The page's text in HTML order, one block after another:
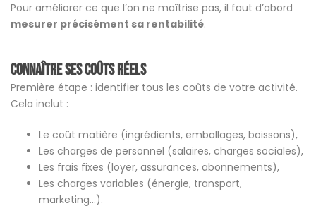
Pour améliorer ce que l’on ne maîtrise pas, il faut d’abord
mesurer précisément sa rentabilité.
Connaître ses coûts réels
Première étape : identifier tous les coûts de votre activité.
Cela inclut :
Le coût matière (ingrédients, emballages, boissons),
Les charges de personnel (salaires, charges sociales),
Les frais fixes (loyer, assurances, abonnements),
Les charges variables (énergie, transport,
marketing…).